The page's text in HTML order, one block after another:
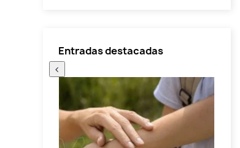
Entradas destacadas
‹